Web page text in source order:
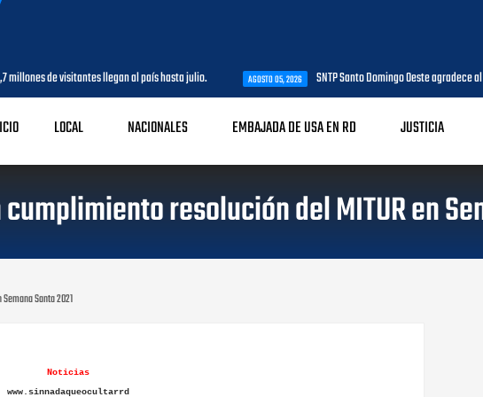
de visitantes llegan al país hasta julio. AGOSTO 05, 2026 SNTP Santo Domingo Oeste agradece al
LOCAL NACIONALES EMBAJADA DE USA EN RD JUSTICIA
resolución del MITUR en
Santa 2021
Noticias
www.sinnadaqueocultarrd